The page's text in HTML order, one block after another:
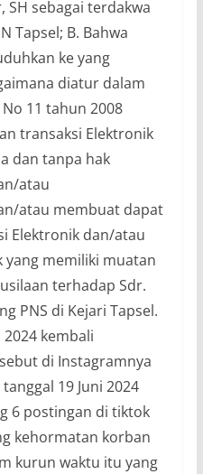
SH sebagai terdakwa
Tapsel; B. Bahwa
ke yang
diatur dalam
11 tahun 2008
transaksi Elektronik
dan tanpa hak
atau
atau membuat dapat
Elektronik dan/atau
yang memiliki muatan
terhadap Sdr.
PNS di Kejari Tapsel.
kembali
di Instagramnya
19 Juni 2024
6 postingan di tiktok
kehormatan korban
kurun waktu itu yang